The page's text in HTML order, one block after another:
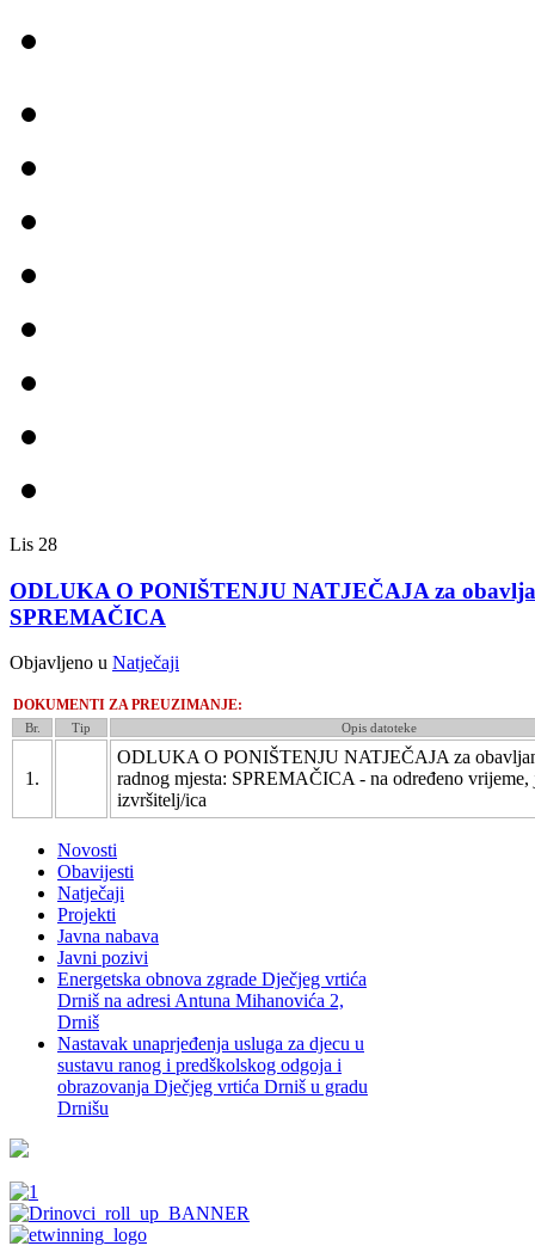
Lis 28
ODLUKA O PONIŠTENJU NATJEČAJA za
SPREMAČICA
Objavljeno u Natječaji
DOKUMENTI ZA PREUZIMANJE:
Br. Tip Opis datoteke
1.
ODLUKA O PONIŠTENJU NATJEČAJA za
radnog mjesta: SPREMAČICA - na određeno vrijeme,
izvršitelj/ica
Novosti
Obavijesti
Natječaji
Projekti
Javna nabava
Javni pozivi
Energetska obnova zgrade Dječjeg vrtića
Drniš na adresi Antuna Mihanovića 2,
Drniš
Nastavak unaprjeđenja usluga za djecu u
sustavu ranog i predškolskog odgoja i
obrazovanja Dječjeg vrtića Drniš u gradu
Drnišu